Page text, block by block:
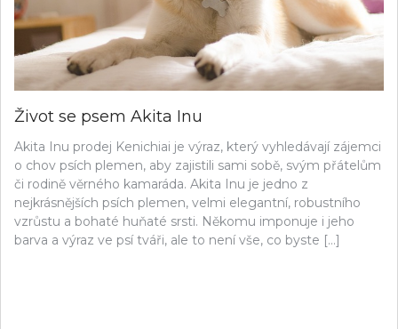
Život se psem Akita Inu
Akita Inu prodej Kenichiai je výraz, který vyhledávají zájemci
o chov psích plemen, aby zajistili sami sobě, svým přátelům
či rodině věrného kamaráda. Akita Inu je jedno z
nejkrásnějších psích plemen, velmi elegantní, robustního
vzrůstu a bohaté huňaté srsti. Někomu imponuje i jeho
barva a výraz ve psí tváři, ale to není vše, co byste […]